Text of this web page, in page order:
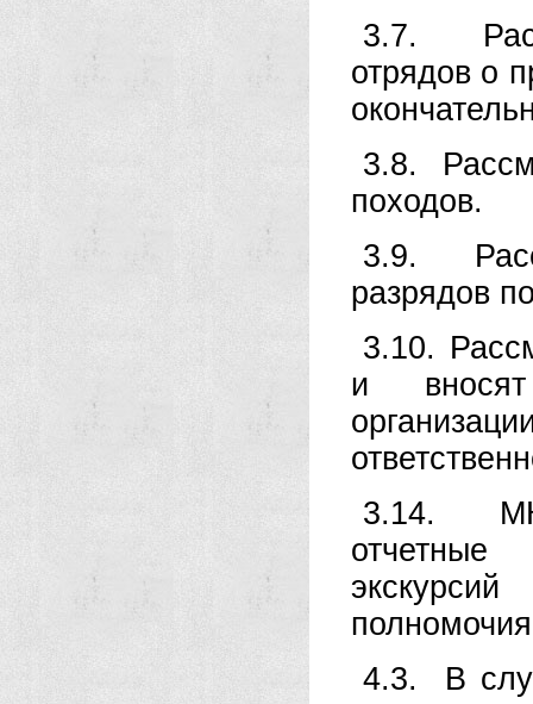
3.7.
отрядов о
3.8.
походов.
3.9.
разрядов
3.10.
и
3.14.
4.3. В